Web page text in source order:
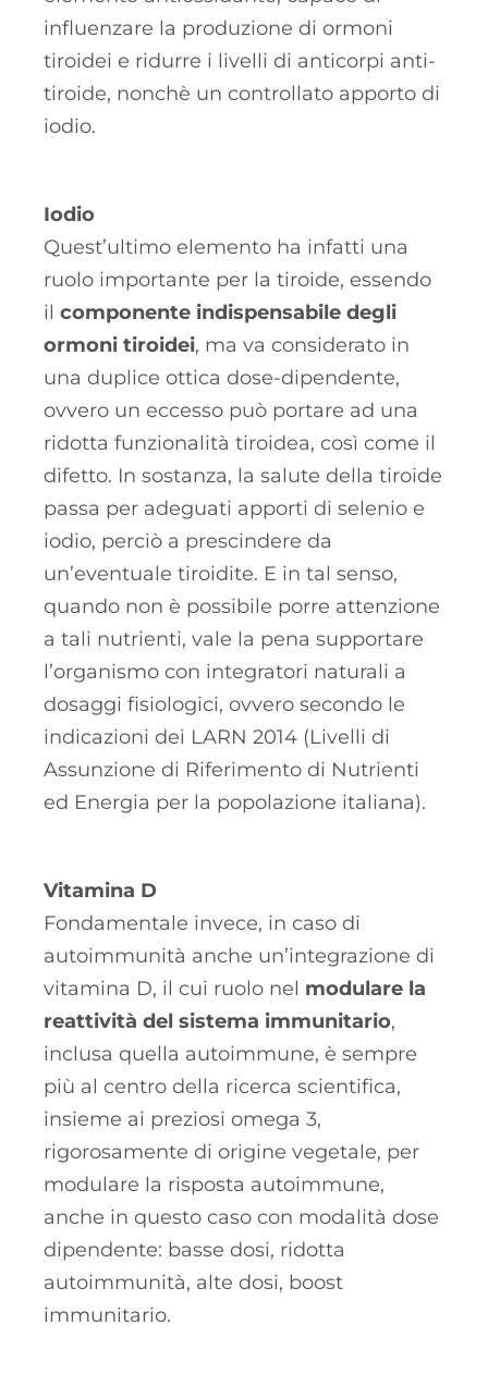
influenzare la produzione di ormoni
tiroidei e ridurre i livelli di anticorpi anti-
tiroide, nonchè un controllato apporto di
iodio.
Iodio
Quest’ultimo elemento ha infatti una
ruolo importante per la tiroide, essendo
il componente indispensabile degli
ormoni tiroidei, ma va considerato in
una duplice ottica dose-dipendente,
ovvero un eccesso può portare ad una
ridotta funzionalità tiroidea, così come il
difetto. In sostanza, la salute della tiroide
passa per adeguati apporti di selenio e
iodio, perciò a prescindere da
un’eventuale tiroidite. E in tal senso,
quando non è possibile porre attenzione
a tali nutrienti, vale la pena supportare
l’organismo con integratori naturali a
dosaggi fisiologici, ovvero secondo le
indicazioni dei LARN 2014 (Livelli di
Assunzione di Riferimento di Nutrienti
ed Energia per la popolazione italiana).
Vitamina D
Fondamentale invece, in caso di
autoimmunità anche un’integrazione di
vitamina D, il cui ruolo nel modulare la
reattività del sistema immunitario,
inclusa quella autoimmune, è sempre
più al centro della ricerca scientifica,
insieme ai preziosi omega 3,
rigorosamente di origine vegetale, per
modulare la risposta autoimmune,
anche in questo caso con modalità dose
dipendente: basse dosi, ridotta
autoimmunità, alte dosi, boost
immunitario.